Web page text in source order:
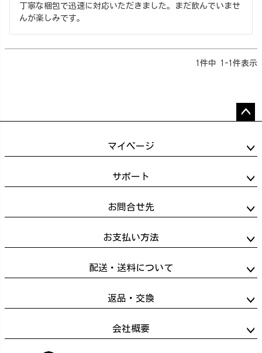
丁寧な梱包で迅速に対応いただきました。まだ飲んでいませ
んが楽しみです。
1 件中 1 -1 件表示
ップ
マイページ
サポート
お問合せ先
お支払い方法
配送・送料について
返品・交換
会社概要